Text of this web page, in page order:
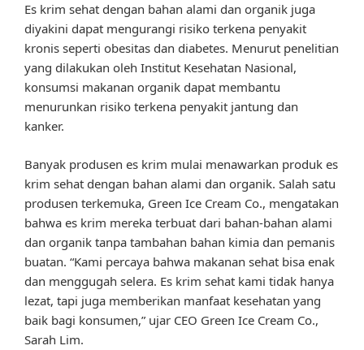
Es krim sehat dengan bahan alami dan organik juga
diyakini dapat mengurangi risiko terkena penyakit
kronis seperti obesitas dan diabetes. Menurut penelitian
yang dilakukan oleh Institut Kesehatan Nasional,
konsumsi makanan organik dapat membantu
menurunkan risiko terkena penyakit jantung dan
kanker.
Banyak produsen es krim mulai menawarkan produk es
krim sehat dengan bahan alami dan organik. Salah satu
produsen terkemuka, Green Ice Cream Co., mengatakan
bahwa es krim mereka terbuat dari bahan-bahan alami
dan organik tanpa tambahan bahan kimia dan pemanis
buatan. “Kami percaya bahwa makanan sehat bisa enak
dan menggugah selera. Es krim sehat kami tidak hanya
lezat, tapi juga memberikan manfaat kesehatan yang
baik bagi konsumen,” ujar CEO Green Ice Cream Co.,
Sarah Lim.